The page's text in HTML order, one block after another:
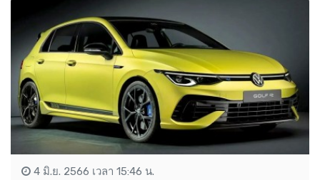
4 มิ.ย. 2566 เวลา 15:46 น.